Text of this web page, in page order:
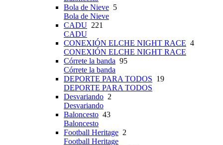
Bola de Nieve 5
Bola de Nieve
CADU 221
CADU
CONEXIÓN ELCHE NIGHT RACE 4
CONEXIÓN ELCHE NIGHT RACE
Córrete la banda 95
Córrete la banda
DEPORTE PARA TODOS 19
DEPORTE PARA TODOS
Desvariando 2
Desvariando
Baloncesto 43
Baloncesto
Football Heritage 2
Football Heritage